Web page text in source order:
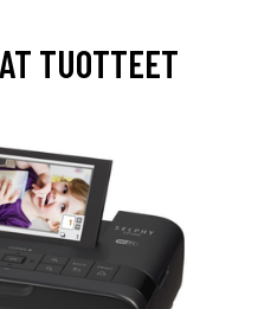
TUOTTEET